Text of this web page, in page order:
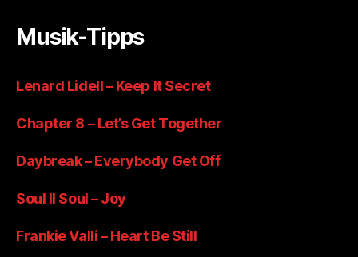
Musik-Tipps
Lenard Lidell – Keep It Secret
Chapter 8 – Let’s Get Together
Daybreak – Everybody Get Off
Soul II Soul – Joy
Frankie Valli – Heart Be Still